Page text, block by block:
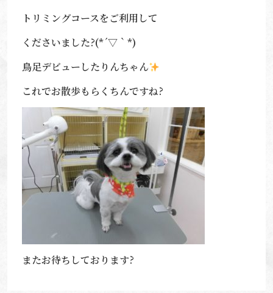
トリミングコースをご利用して
くださいました?(*´▽｀*)
鳥足デビューしたりんちゃん
これでお散歩もらくちんですね?
またお待ちしております?